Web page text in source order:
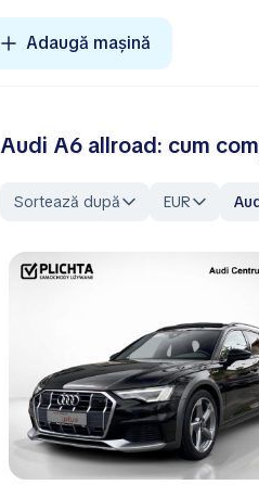
Adaugă mașină
Audi A6 allroad: cum
Sortează după EUR